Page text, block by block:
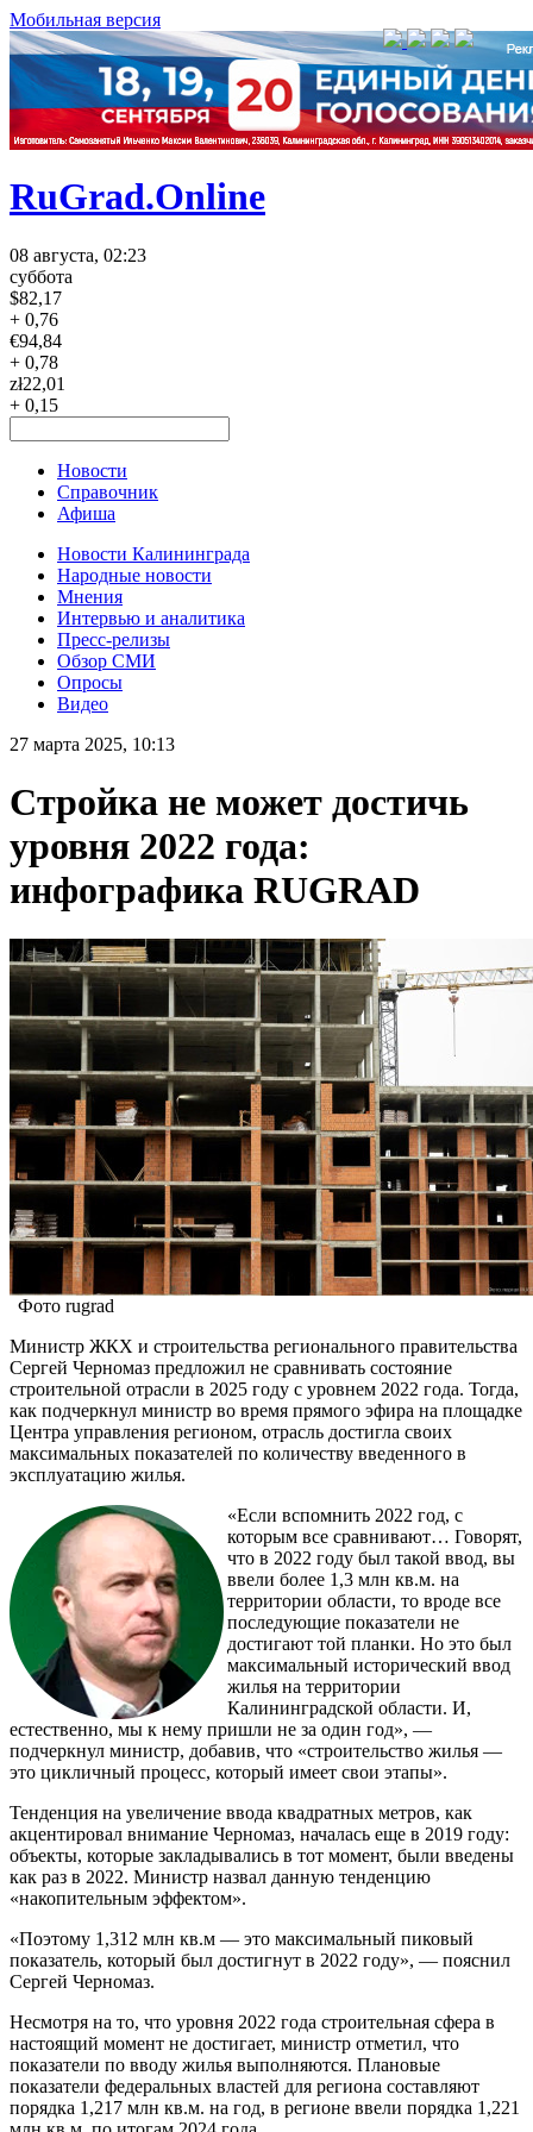
Мобильная версия
RuGrad.Online
08 августа, 02:23
суббота
$82,17
+ 0,76
€94,84
+ 0,78
zł22,01
+ 0,15
Новости
Справочник
Афиша
Новости Калининграда
Народные новости
Мнения
Интервью и аналитика
Пресс-релизы
Обзор СМИ
Опросы
Видео
27 марта 2025, 10:13
Стройка не может достичь
уровня 2022 года:
инфографика RUGRAD
Фото rugrad
Министр ЖКХ и строительства регионального правительства
Сергей Черномаз предложил не сравнивать состояние
строительной отрасли в 2025 году с уровнем 2022 года. Тогда,
как подчеркнул министр во время прямого эфира на площадке
Центра управления регионом, отрасль достигла своих
максимальных показателей по количеству введенного в
эксплуатацию жилья.
«Если вспомнить 2022 год, с
которым все сравнивают… Говорят,
что в 2022 году был такой ввод, вы
ввели более 1,3 млн кв.м. на
территории области, то вроде все
последующие показатели не
достигают той планки. Но это был
максимальный исторический ввод
жилья на территории
Калининградской области. И,
естественно, мы к нему пришли не за один год», —
подчеркнул министр, добавив, что «строительство жилья —
это цикличный процесс, который имеет свои этапы».
Тенденция на увеличение ввода квадратных метров, как
акцентировал внимание Черномаз, началась еще в 2019 году:
объекты, которые закладывались в тот момент, были введены
как раз в 2022. Министр назвал данную тенденцию
«накопительным эффектом».
«Поэтому 1,312 млн кв.м — это максимальный пиковый
показатель, который был достигнут в 2022 году», — пояснил
Сергей Черномаз.
Несмотря на то, что уровня 2022 года строительная сфера в
настоящий момент не достигает, министр отметил, что
показатели по вводу жилья выполняются. Плановые
показатели федеральных властей для региона составляют
порядка 1,217 млн кв.м. на год, в регионе ввели порядка 1,221